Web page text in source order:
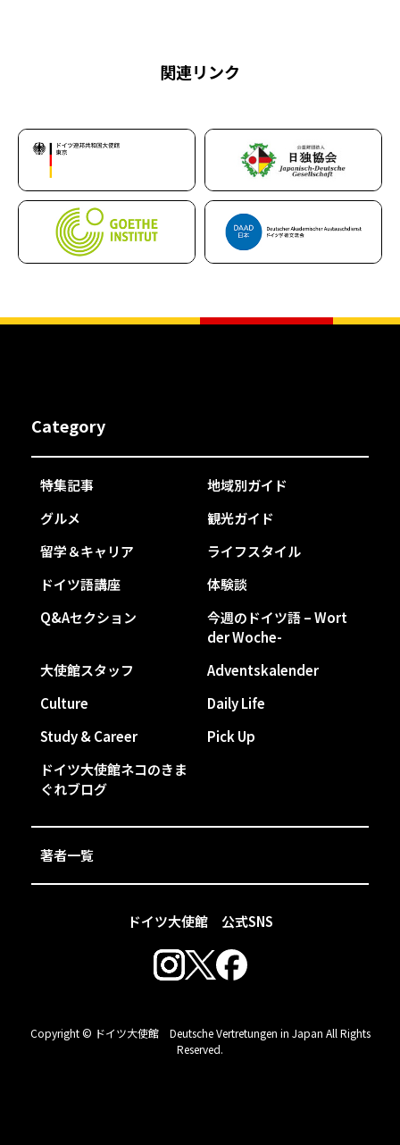
関連リンク
ドイツ大使館 公式SNS
Category
特集記事
地域別ガイド
グルメ
観光ガイド
留学＆キャリア
ライフスタイル
ドイツ語講座
体験談
Q&Aセクション
今週のドイツ語 – Wort
der Woche-
大使館スタッフ
Adventskalender
Culture
Daily Life
Study & Career
Pick Up
ドイツ大使館ネコのきま
ぐれブログ
著者一覧
Copyright © ドイツ大使館 Deutsche Vertretungen in Japan All Rights
Reserved.